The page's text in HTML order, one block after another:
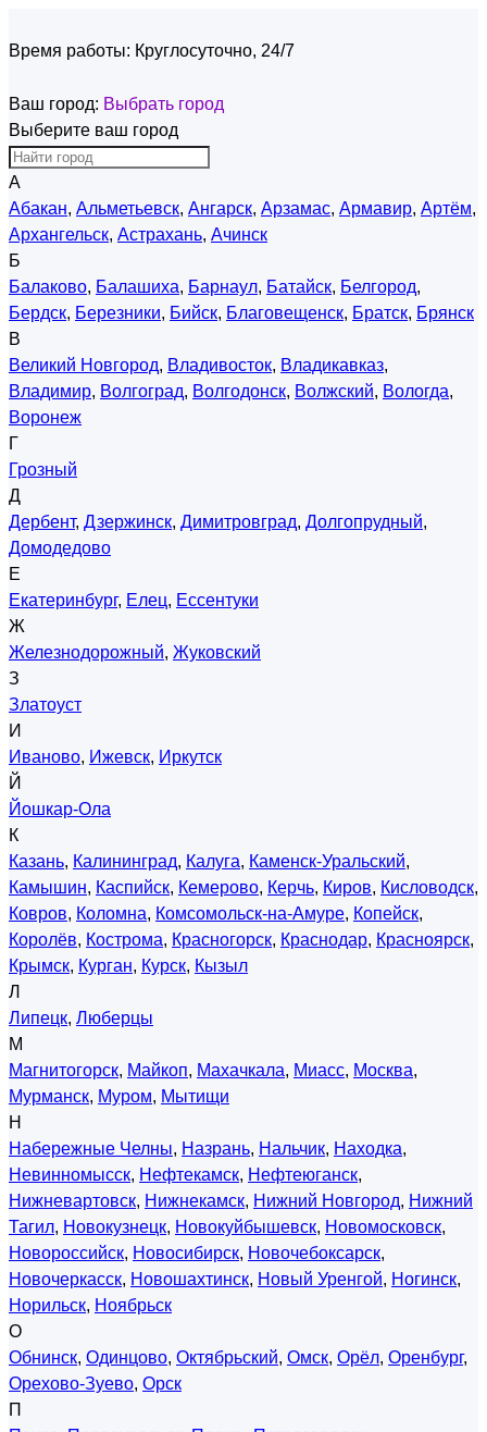
Время работы: Круглосуточно, 24/7
Ваш город: Выбрать город
Выберите ваш город
А
Абакан, Альметьевск, Ангарск, Арзамас, Армавир, Артём,
Архангельск, Астрахань, Ачинск
Б
Балаково, Балашиха, Барнаул, Батайск, Белгород,
Бердск, Березники, Бийск, Благовещенск, Братск, Брянск
В
Великий Новгород, Владивосток, Владикавказ,
Владимир, Волгоград, Волгодонск, Волжский, Вологда,
Воронеж
Г
Грозный
Д
Дербент, Дзержинск, Димитровград, Долгопрудный,
Домодедово
Е
Екатеринбург, Елец, Ессентуки
Ж
Железнодорожный, Жуковский
З
Златоуст
И
Иваново, Ижевск, Иркутск
Й
Йошкар-Ола
К
Казань, Калининград, Калуга, Каменск-Уральский,
Камышин, Каспийск, Кемерово, Керчь, Киров, Кисловодск,
Ковров, Коломна, Комсомольск-на-Амуре, Копейск,
Королёв, Кострома, Красногорск, Краснодар, Красноярск,
Крымск, Курган, Курск, Кызыл
Л
Липецк, Люберцы
М
Магнитогорск, Майкоп, Махачкала, Миасс, Москва,
Мурманск, Муром, Мытищи
Н
Набережные Челны, Назрань, Нальчик, Находка,
Невинномысск, Нефтекамск, Нефтеюганск,
Нижневартовск, Нижнекамск, Нижний Новгород, Нижний
Тагил, Новокузнецк, Новокуйбышевск, Новомосковск,
Новороссийск, Новосибирск, Новочебоксарск,
Новочеркасск, Новошахтинск, Новый Уренгой, Ногинск,
Норильск, Ноябрьск
О
Обнинск, Одинцово, Октябрьский, Омск, Орёл, Оренбург,
Орехово-Зуево, Орск
П